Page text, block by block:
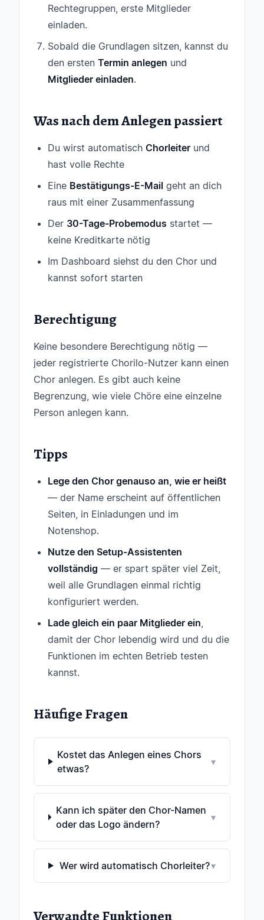
Rechtegruppen, erste Mitglieder
einladen.
Sobald die Grundlagen sitzen, kannst du
den ersten Termin anlegen und
Mitglieder einladen.
Was nach dem Anlegen passiert
Du wirst automatisch Chorleiter und
hast volle Rechte
Eine Bestätigungs-E-Mail geht an dich
raus mit einer Zusammenfassung
Der 30-Tage-Probemodus startet —
keine Kreditkarte nötig
Im Dashboard siehst du den Chor und
kannst sofort starten
Berechtigung
Keine besondere Berechtigung nötig —
jeder registrierte Chorilo-Nutzer kann einen
Chor anlegen. Es gibt auch keine
Begrenzung, wie viele Chöre eine einzelne
Person anlegen kann.
Tipps
Lege den Chor genauso an, wie er heißt
— der Name erscheint auf öffentlichen
Seiten, in Einladungen und im
Notenshop.
Nutze den Setup-Assistenten
vollständig — er spart später viel Zeit,
weil alle Grundlagen einmal richtig
konfiguriert werden.
Lade gleich ein paar Mitglieder ein,
damit der Chor lebendig wird und du die
Funktionen im echten Betrieb testen
kannst.
Häufige Fragen
Kostet das Anlegen eines Chors
etwas?
▾
Kann ich später den Chor-Namen
oder das Logo ändern?
▾
Wer wird automatisch Chorleiter?▾
Verwandte Funktionen